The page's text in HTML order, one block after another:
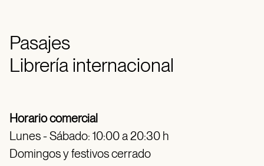
Pasajes
Librería internacional
Horario comercial
Lunes - Sábado: 10:00 a 20:30 h
Domingos y festivos cerrado